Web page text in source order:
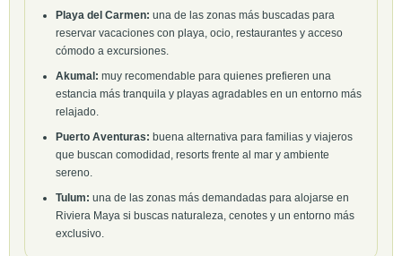
Playa del Carmen: una de las zonas más buscadas para
reservar vacaciones con playa, ocio, restaurantes y acceso
cómodo a excursiones.
Akumal: muy recomendable para quienes prefieren una
estancia más tranquila y playas agradables en un entorno más
relajado.
Puerto Aventuras: buena alternativa para familias y viajeros
que buscan comodidad, resorts frente al mar y ambiente
sereno.
Tulum: una de las zonas más demandadas para alojarse en
Riviera Maya si buscas naturaleza, cenotes y un entorno más
exclusivo.